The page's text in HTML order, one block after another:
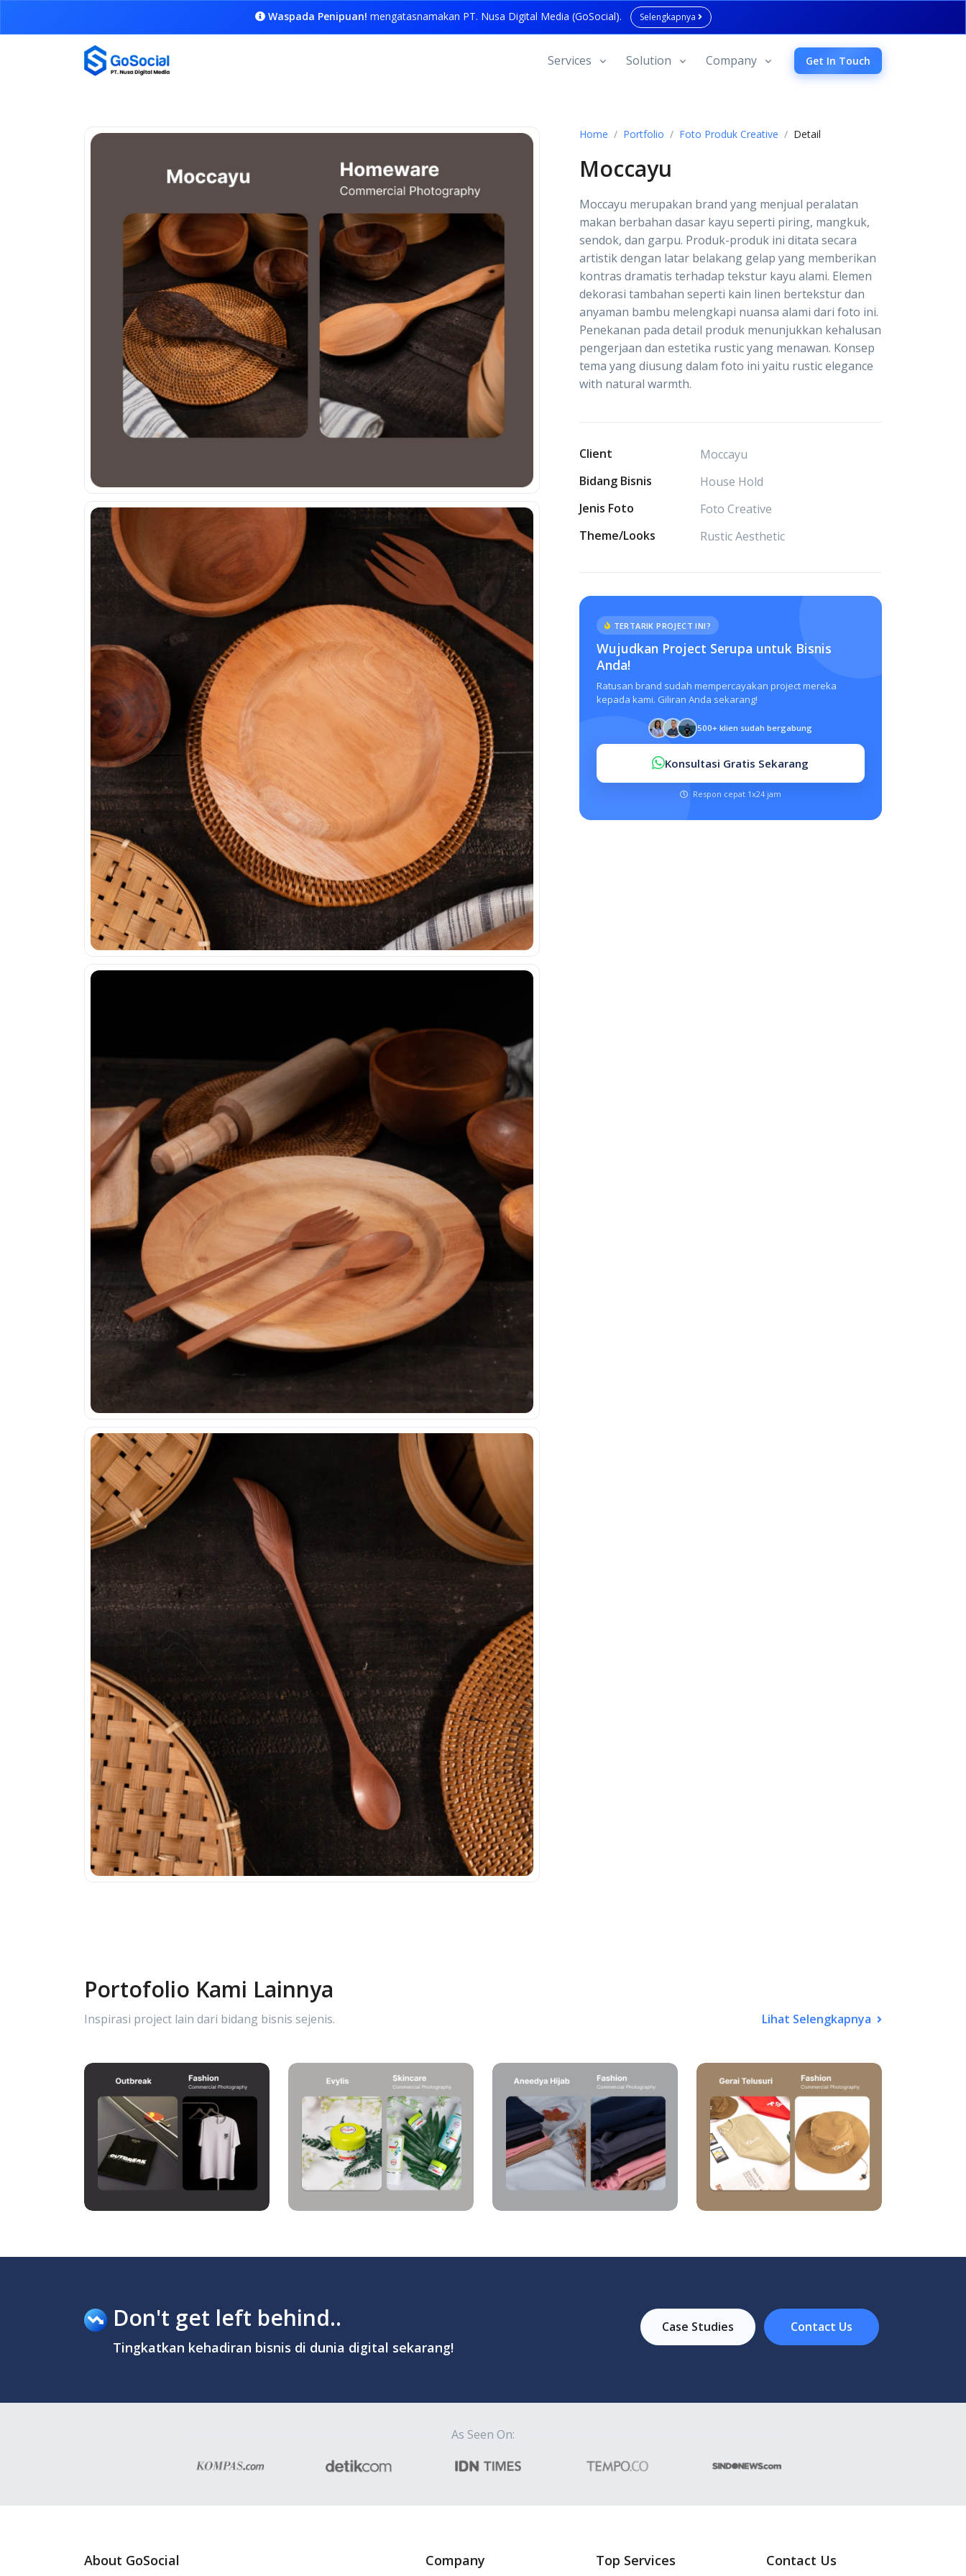
Waspada Penipuan! mengatasnamakan PT. Nusa Digital Media (GoSocial). Selengkapnya
Services Solution Company Get In Touch
Home Portfolio Foto Produk Creative Detail
Moccayu
Moccayu merupakan brand yang menjual peralatan
makan berbahan dasar kayu seperti piring, mangkuk,
sendok, dan garpu. Produk-produk ini ditata secara
artistik dengan latar belakang gelap yang memberikan
kontras dramatis terhadap tekstur kayu alami. Elemen
dekorasi tambahan seperti kain linen bertekstur dan
anyaman bambu melengkapi nuansa alami dari foto ini.
Penekanan pada detail produk menunjukkan kehalusan
pengerjaan dan estetika rustic yang menawan. Konsep
tema yang diusung dalam foto ini yaitu rustic elegance
with natural warmth.
Client
Moccayu
Bidang Bisnis
House Hold
Jenis Foto
Foto Creative
Theme/Looks
Rustic Aesthetic
TERTARIK PROJECT INI?
Wujudkan Project Serupa untuk Bisnis
Anda!
Ratusan brand sudah mempercayakan project mereka
kepada kami. Giliran Anda sekarang!
500+ klien sudah bergabung
Konsultasi Gratis Sekarang
Respon cepat 1x24 jam
Portofolio Kami Lainnya
Inspirasi project lain dari bidang bisnis sejenis. Lihat Selengkapnya
Don't get left behind..
Tingkatkan kehadiran bisnis di dunia digital sekarang!
Case Studies Contact Us
As Seen On:
About GoSocial Company Top Services Contact Us